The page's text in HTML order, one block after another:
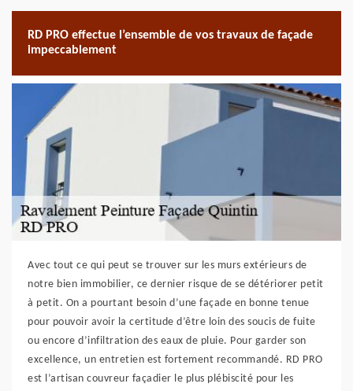
RD PRO effectue l’ensemble de vos travaux de façade
impeccablement
Avec tout ce qui peut se trouver sur les murs extérieurs de
notre bien immobilier, ce dernier risque de se détériorer petit
à petit. On a pourtant besoin d’une façade en bonne tenue
pour pouvoir avoir la certitude d’être loin des soucis de fuite
ou encore d’infiltration des eaux de pluie. Pour garder son
excellence, un entretien est fortement recommandé. RD PRO
est l’artisan couvreur façadier le plus plébiscité pour les